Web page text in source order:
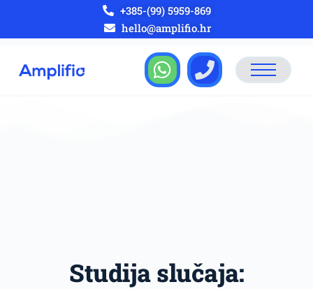
+385-(99) 5959-869
hello@amplifio.hr
Studija slučaja: